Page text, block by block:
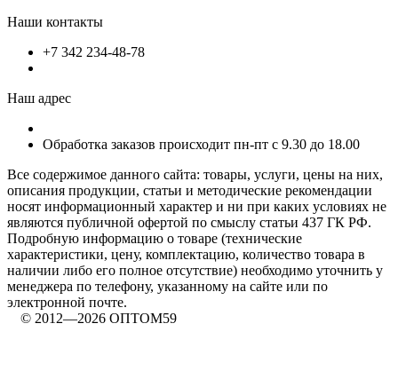
Наши контакты
+7 342 234-48-78
Наш адрес
Обработка заказов происходит пн-пт с 9.30 до 18.00
Все содержимое данного сайта: товары, услуги, цены на них,
описания продукции, статьи и методические рекомендации
носят информационный характер и ни при каких условиях не
являются публичной офертой по смыслу статьи 437 ГК РФ.
Подробную информацию о товаре (технические
характеристики, цену, комплектацию, количество товара в
наличии либо его полное отсутствие) необходимо уточнить у
менеджера по телефону, указанному на сайте или по
электронной почте.
© 2012—2026 ОПТОМ59